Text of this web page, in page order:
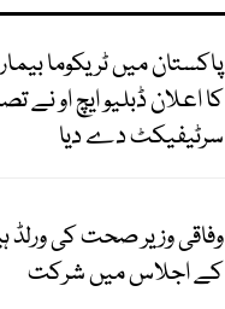
پاکستان میں ٹریکوما
کا اعلان ڈبلیو ایچ او نے
سرٹیفیکٹ دے دیا
وفاقی وزیر صحت کی ورلڈ
کے اجلاس میں شرکت